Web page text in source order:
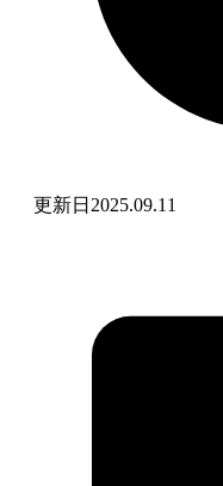
更新日 2025.09.11